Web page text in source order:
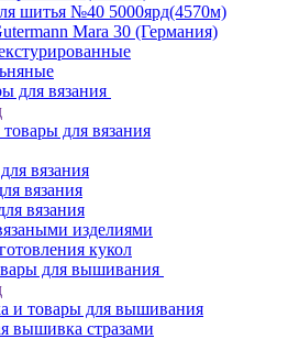
шитья №40 5000ярд(4570м)
Mara 30 (Германия)
для вязания
для вязания
вязания
вязания
вязания
изделиями
кукол
для вышивания
и товары для вышивания
вышивка стразами